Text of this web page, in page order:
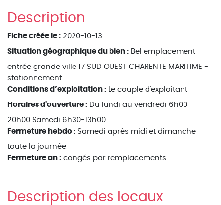
Description
Fiche créée le : 2020-10-13
Situation géographique du bien : Bel emplacement
entrée grande ville 17 SUD OUEST CHARENTE MARITIME -
stationnement
Conditions d’exploitation : Le couple d'exploitant
Horaires d'ouverture : Du lundi au vendredi 6h00-
20h00 Samedi 6h30-13h00
Fermeture hebdo : Samedi après midi et dimanche
toute la journée
Fermeture an : congés par remplacements
Description des locaux